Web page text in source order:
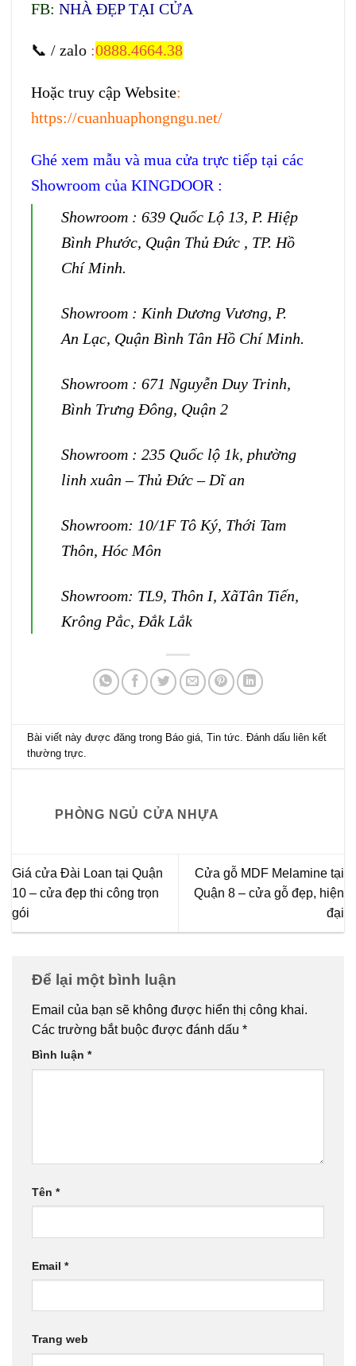
FB: NHÀ ĐẸP TẠI CỬA
📞 / zalo :0888.4664.38
Hoặc truy cập Website:
https://cuanhuaphongngu.net/
Ghé xem mẫu và mua cửa trực tiếp tại các
Showroom của KINGDOOR :
Showroom : 639 Quốc Lộ 13, P. Hiệp
Bình Phước, Quận Thủ Đức , TP. Hồ
Chí Minh.
Showroom : Kinh Dương Vương, P.
An Lạc, Quận Bình Tân Hồ Chí Minh.
Showroom : 671 Nguyễn Duy Trinh,
Bình Trưng Đông, Quận 2
Showroom : 235 Quốc lộ 1k, phường
linh xuân – Thủ Đức – Dĩ an
Showroom: 10/1F Tô Ký, Thới Tam
Thôn, Hóc Môn
Showroom: TL9, Thôn I, XãTân Tiến,
Krông Pắc, Đắk Lắk
Bài viết này được đăng trong Báo giá,Tin tức. Đánh dấu liên kết
thường trực.
PHÒNG NGỦ CỬA NHỰA
Giá cửa Đài Loan tại Quận
10 – cửa đẹp thi công trọn
gói
Cửa gỗ MDF Melamine tại
Quận 8 – cửa gỗ đẹp, hiện
đại
Để lại một bình luận
Email của bạn sẽ không được hiển thị công khai.
Các trường bắt buộc được đánh dấu *
Bình luận *
Tên *
Email *
Trang web